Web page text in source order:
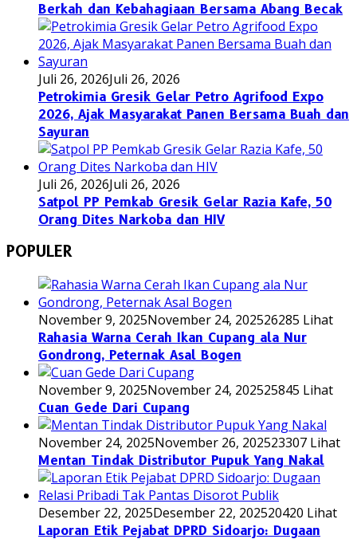
Berkah dan Kebahagiaan Bersama Abang Becak
Juli 26, 2026Juli 26, 2026
Petrokimia Gresik Gelar Petro Agrifood Expo
2026, Ajak Masyarakat Panen Bersama Buah dan
Sayuran
Juli 26, 2026Juli 26, 2026
Satpol PP Pemkab Gresik Gelar Razia Kafe, 50
Orang Dites Narkoba dan HIV
POPULER
November 9, 2025November 24, 202526285 Lihat
Rahasia Warna Cerah Ikan Cupang ala Nur
Gondrong, Peternak Asal Bogen
November 9, 2025November 24, 202525845 Lihat
Cuan Gede Dari Cupang
November 24, 2025November 26, 202523307 Lihat
Mentan Tindak Distributor Pupuk Yang Nakal
Desember 22, 2025Desember 22, 202520420 Lihat
Laporan Etik Pejabat DPRD Sidoarjo: Dugaan